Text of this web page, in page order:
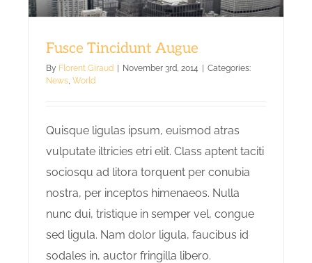
Fusce Tincidunt Augue
By Florent Giraud | November 3rd, 2014 | Categories:
News, World
Quisque ligulas ipsum, euismod atras
vulputate iltricies etri elit. Class aptent taciti
sociosqu ad litora torquent per conubia
nostra, per inceptos himenaeos. Nulla
nunc dui, tristique in semper vel, congue
sed ligula. Nam dolor ligula, faucibus id
sodales in, auctor fringilla libero.